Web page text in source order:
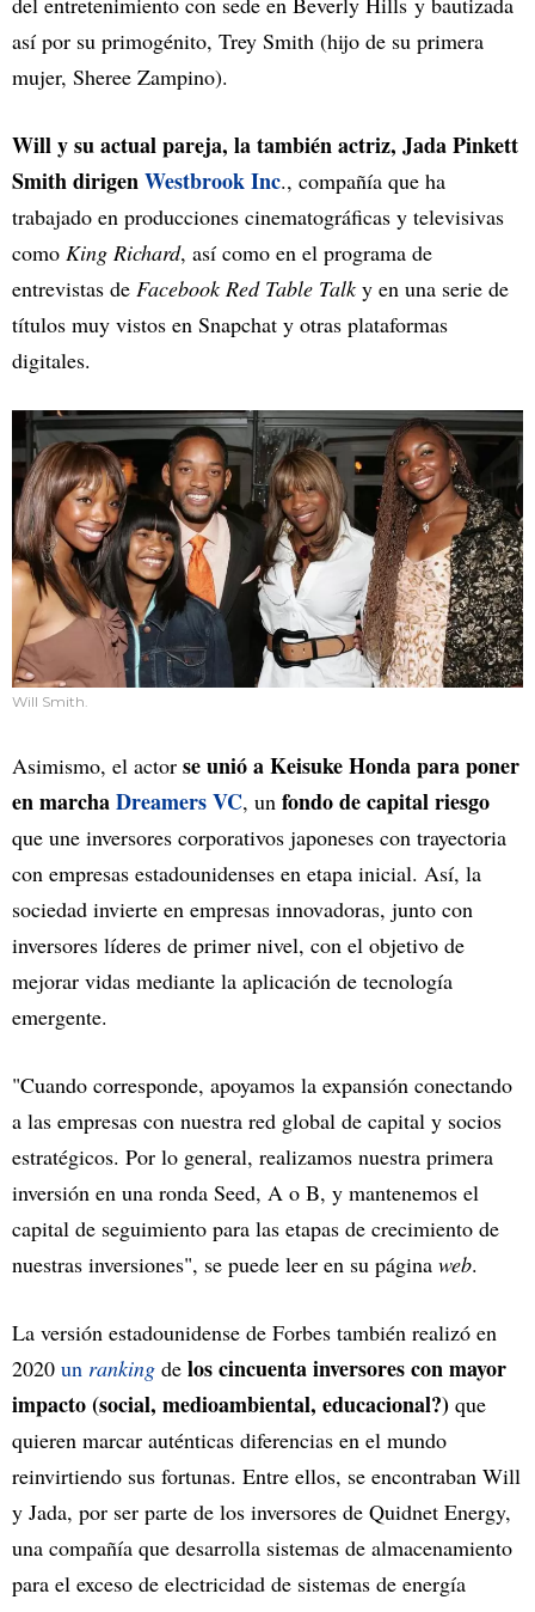
así por su primogénito, Trey Smith (hijo de su primera
mujer, Sheree Zampino).
Will y su actual pareja, la también actriz, Jada Pinkett
Smith dirigenWestbrook Inc., compañía que ha
trabajado en producciones cinematográficas y televisivas
como King Richard, así como en el programa de
entrevistas de Facebook Red Table Talky en una serie de
títulos muy vistos en Snapchat y otras plataformas
digitales.
Will Smith.
Asimismo, el actor se unió a Keisuke Honda para poner
en marchaDreamers VC, un fondo de capital riesgo
que une inversores corporativos japoneses con trayectoria
con empresas estadounidenses en etapa inicial. Así, la
sociedad invierte en empresas innovadoras, junto con
inversores líderes de primer nivel, con el objetivo de
mejorar vidas mediante la aplicación de tecnología
emergente.
"Cuando corresponde, apoyamos la expansión conectando
a las empresas con nuestra red global de capital y socios
estratégicos. Por lo general, realizamos nuestra primera
inversión en una ronda Seed, A o B, y mantenemos el
capital de seguimiento para las etapas de crecimiento de
nuestras inversiones", se puede leer en su página web.
La versión estadounidense de Forbes también realizó en
2020 un ranking de loscincuenta inversores con mayor
impacto (social, medioambiental, educacional?) que
quieren marcar auténticas diferencias en el mundo
reinvirtiendo sus fortunas. Entre ellos, se encontraban Will
y Jada, por ser parte de los inversores de Quidnet Energy,
una compañía que desarrolla sistemas de almacenamiento
para el exceso de electricidad de sistemas de energía